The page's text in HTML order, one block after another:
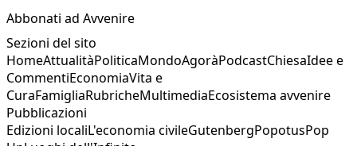
Abbonati ad Avvenire
Sezioni del sito
HomeAttualitàPoliticaMondoAgoràPodcastChiesaIdee e
CommentiEconomiaVita e
CuraFamigliaRubricheMultimediaEcosistema avvenire
Pubblicazioni
Edizioni localiL'economia civileGutenbergPopotusPop